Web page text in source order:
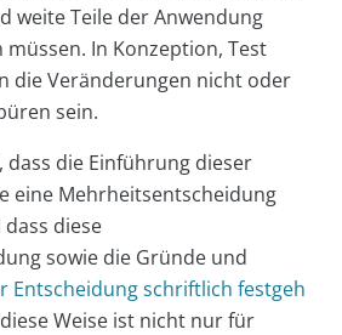
weite Teile der Anwendung
In Konzeption, Test
die Veränderungen nicht oder
sein.
die Einführung dieser
eine Mehrheitsentscheidung
diese
sowie die Gründe und
Entscheidung schriftlich festgeh
Weise ist nicht nur für